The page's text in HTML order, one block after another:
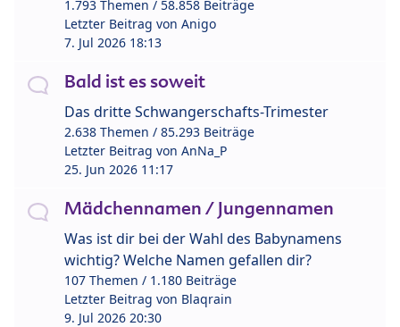
1.793 Themen / 58.858 Beiträge
Letzter Beitrag von Anigo
7. Jul 2026 18:13
Bald ist es soweit
Das dritte Schwangerschafts-Trimester
2.638 Themen / 85.293 Beiträge
Letzter Beitrag von AnNa_P
25. Jun 2026 11:17
Mädchennamen / Jungennamen
Was ist dir bei der Wahl des Babynamens
wichtig? Welche Namen gefallen dir?
107 Themen / 1.180 Beiträge
Letzter Beitrag von Blaqrain
9. Jul 2026 20:30